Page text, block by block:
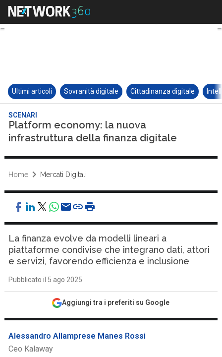
Ultimi articoli Sovranità digitale Cittadinanza digitale
SCENARI
Platform economy: la nuova
infrastruttura della finanza digitale
Home Mercati Digitali
La finanza evolve da modelli lineari a
piattaforme condivise che integrano dati, attori
e servizi, favorendo efficienza e inclusione
Pubblicato il 5 ago 2025
Aggiungi tra i preferiti su Google
Alessandro Allamprese Manes Rossi
Ceo Kalaway